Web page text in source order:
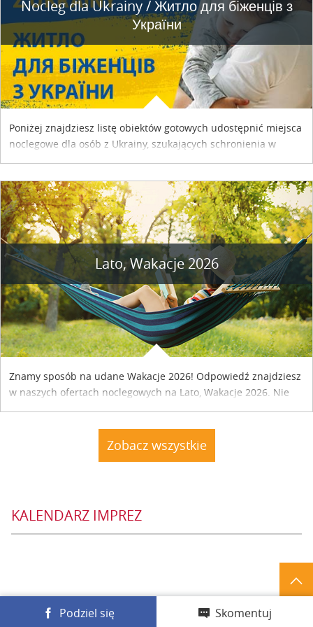
Nocleg dla Ukrainy / Житло для бiженцiв з
України
Poniżej znajdziesz listę obiektów gotowych udostępnić miejsca
noclegowe dla osób z Ukrainy, szukających schronienia w
Lato, Wakacje 2026
Znamy sposób na udane Wakacje 2026! Odpowiedź znajdziesz
w naszych ofertach noclegowych na Lato, Wakacje 2026. Nie
zwlekaj atrakcyjne noclegi czekają...
Zobacz wszystkie
KALENDARZ IMPREZ
Podziel się Skomentuj